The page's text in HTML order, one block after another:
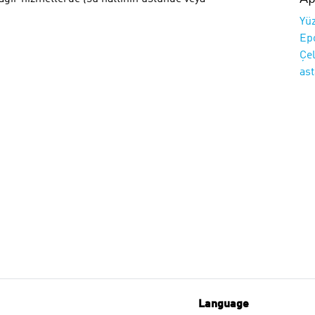
Language